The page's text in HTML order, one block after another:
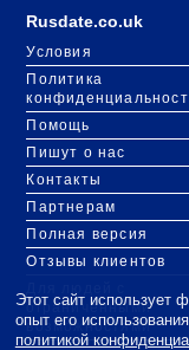
Rusdate.co.uk
Условия
Политика
Помощь
Пишут о нас
Контакты
Партнерам
Полная версия
Отзывы клиентов
ограниченными
возможностями
Этот сайт использует
опыт его
политикой